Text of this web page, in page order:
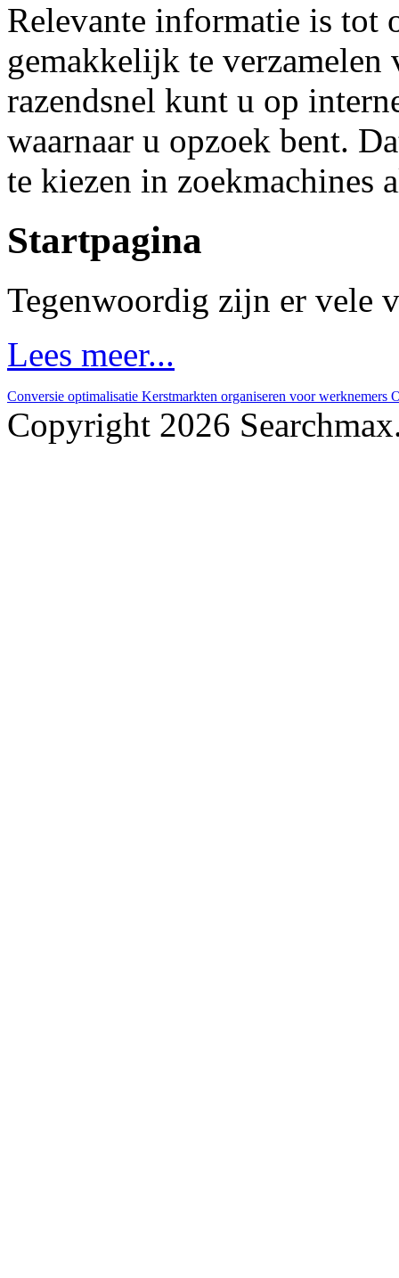
Relevante informatie is tot
gemakkelijk te
razendsnel kunt u op
waarnaar u opzoek bent.
te kiezen in zoekmachines
Startpagina
Tegenwoordig zijn er vele
Lees meer...
Conversie optimalisatie Kerstmarkten organiseren voor werknemers
Copyright 2026